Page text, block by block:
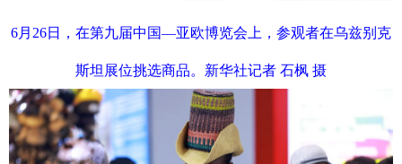
6月26日，在第九届中国—亚欧博览会上，参观者在乌兹别克
斯坦展位挑选商品。新华社记者 石枫 摄